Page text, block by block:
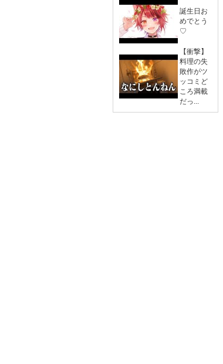
誕生日お
めでとう
♡
【衝撃】
料理の失
敗作がツ
ッコミど
ころ満載
だっ...